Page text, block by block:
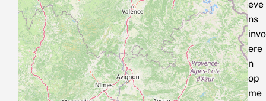
eve
ns
invo
ere
n
op
me